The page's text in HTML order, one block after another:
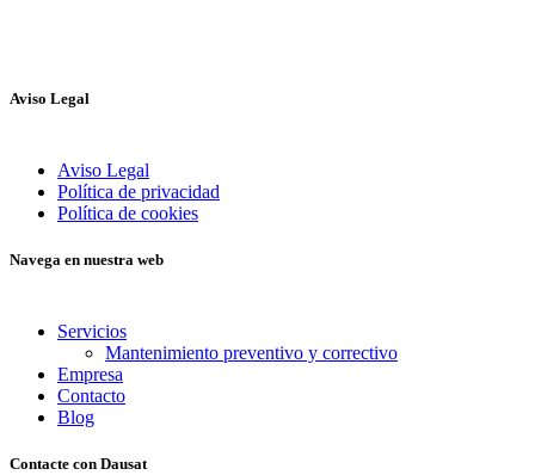
Aviso Legal
Aviso Legal
Política de privacidad
Política de cookies
Navega en nuestra web
Servicios
Mantenimiento preventivo y correctivo
Empresa
Contacto
Blog
Contacte con Dausat